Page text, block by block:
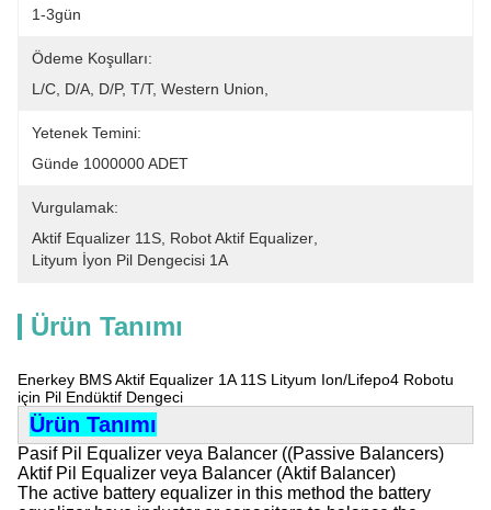
1-3gün
Ödeme Koşulları:
L/C, D/A, D/P, T/T, Western Union,
Yetenek Temini:
Günde 1000000 ADET
Vurgulamak:
Aktif Equalizer 11S Robot Aktif Equalizer
Lityum İyon Pil Dengecisi 1A
Ürün Tanımı
Enerkey BMS Aktif Equalizer 1A 11S Lityum Ion/Lifepo4 Robotu
için Pil Endüktif Dengeci
Ürün Tanımı
Pasif Pil Equalizer veya Balancer ((Passive Balancers)
Aktif Pil Equalizer veya Balancer (Aktif Balancer)
The active battery equalizer in this method the battery